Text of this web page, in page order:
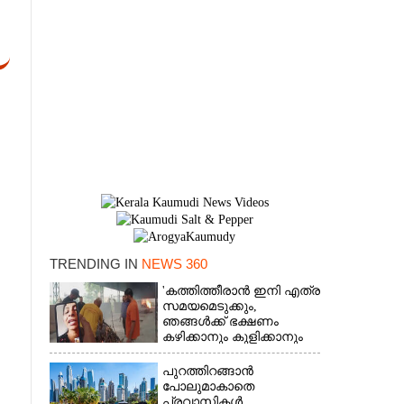
TRENDING IN NEWS 360
'കത്തിത്തീരാൻ ഇനി എത്ര
സമയമെടുക്കും,
ഞങ്ങൾക്ക് ഭക്ഷണം
കഴിക്കാനും കുളിക്കാനും
ഉള്ളതാണ്': അച്ഛന്റെ
സംസ്കാരചടങ്ങിനിടെ
മക്കൾ
പുറത്തിറങ്ങാൻ
പോലുമാകാതെ
×